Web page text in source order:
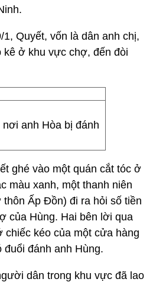
Quyết, vốn là dân anh chị,
kê ở khu vực chợ, đến đòi
anh Hòa bị đánh
ghé vào một quán cắt tóc ở
màu xanh, một thanh niên
Ấp Đồn) đi ra hỏi số tiền
của Hùng. Hai bên lời qua
chiếc kéo của một cửa hàng
đuổi đánh anh Hùng.
dân trong khu vực đã lao